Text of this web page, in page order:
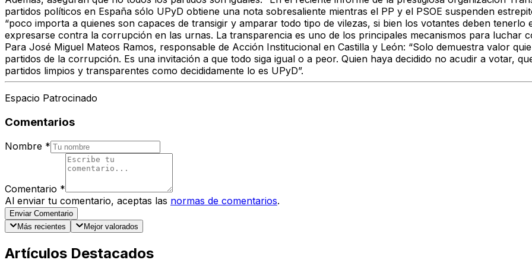
partidos políticos en España sólo UPyD obtiene una nota sobresaliente mientras el PP y el PSOE suspenden
“poco importa a quienes son capaces de transigir y amparar todo tipo de vilezas, si bien los votantes deben
expresarse contra la corrupción en las urnas. La transparencia es uno de los principales mecanismos para luchar
Para José Miguel Mateos Ramos, responsable de Acción Institucional en Castilla y León: “Solo demuestra valor
partidos de la corrupción. Es una invitación a que todo siga igual o a peor. Quien haya decidido no acudir a votar,
partidos limpios y transparentes como decididamente lo es UPyD”.
Espacio Patrocinado
Comentarios
Nombre *
Comentario *
Al enviar tu comentario, aceptas las normas de comentarios.
Enviar Comentario
Más recientes
Mejor valorados
Artículos Destacados